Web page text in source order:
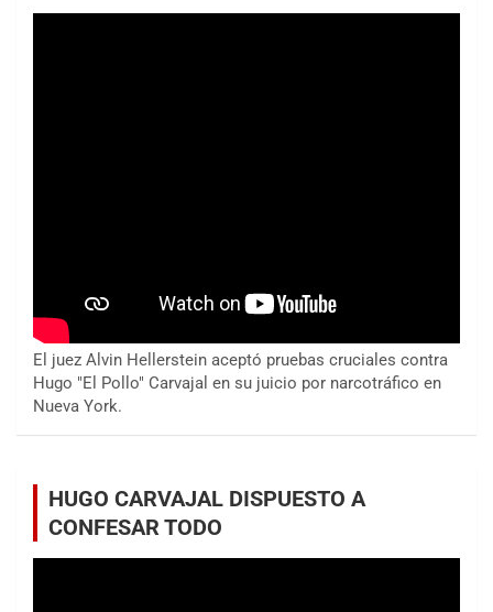
El juez Alvin Hellerstein aceptó pruebas cruciales contra
Hugo "El Pollo" Carvajal en su juicio por narcotráfico en
Nueva York.
HUGO CARVAJAL DISPUESTO A
CONFESAR TODO